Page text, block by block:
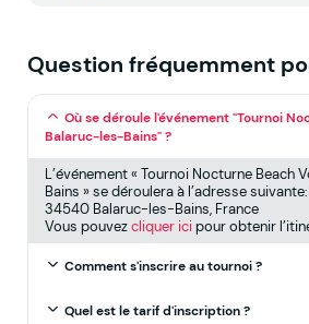
Question fréquemment
Où se déroule l'événement "Tournoi
Balaruc-les-Bains" ?
L’événement « Tournoi Nocturne Beach
Bains » se déroulera à l’adresse
34540 Balaruc-les-Bains, France
Vous pouvezcliquer icipour obtenir
Comment s'inscrire au tournoi ?
Quel est le tarif d'inscription ?